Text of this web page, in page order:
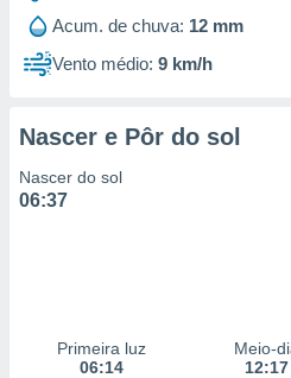
1199
Acum. de chuva: 12 mm
Vento médio: 9 km/h
Nascer e Pôr do sol
Nascer do sol
06:37
Primeira luz
06:14
Meio-
12:17